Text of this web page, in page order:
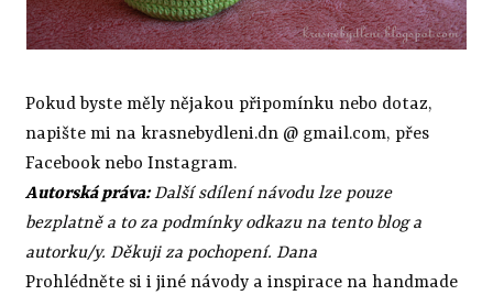
Pokud byste měly nějakou připomínku nebo dotaz,
napište mi na krasnebydleni.dn @ gmail.com, přes
Facebook nebo Instagram.
Autorská práva:Další sdílení návodu lze pouze
bezplatně a to za podmínky odkazu na tento blog a
autorku/y. Děkuji za pochopení. Dana
Prohlédněte si i jiné návody a inspirace na handmade